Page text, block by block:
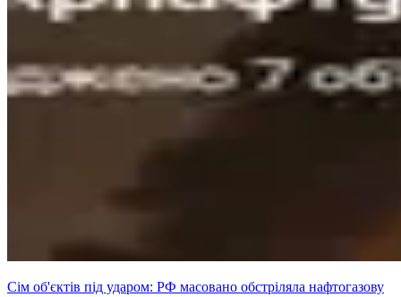
Сім об'єктів під ударом: РФ масовано обстріляла нафтогазову